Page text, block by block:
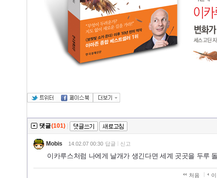
댓글(101)
Mobis 14.02.07 00:30 답글 신고
이카루스처럼 나에게 날개가 생긴다면 세계 곳곳을 두루
처음